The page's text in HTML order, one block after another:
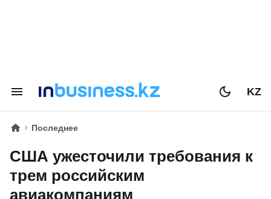
KZ
Последнее
США ужесточили требования к
трем российским
авиакомпаниям